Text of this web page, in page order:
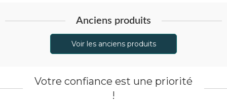
Anciens produits
Voir les anciens produits
Votre confiance est une priorité
!